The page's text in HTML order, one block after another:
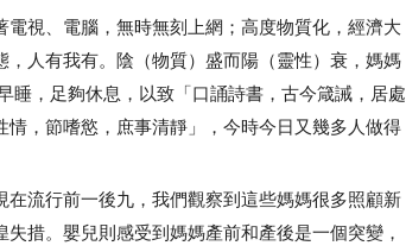
視、電腦，無時無刻上網；高度物質化，經濟大
人有我有。陰（物質）盛而陽（靈性）衰，媽媽
睡，足夠休息，以致「口誦詩書，古今箴誡，居處
，節嗜慾，庶事清靜」，今時今日又幾多人做得
流行前一後九，我們觀察到這些媽媽很多照顧新
措。嬰兒則感受到媽媽產前和產後是一個突變，